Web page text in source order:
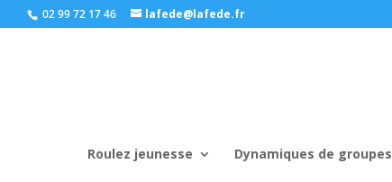
02 99 72 17 46 lafede@lafede.fr
Roulez jeunesse Dynamiques de groupes